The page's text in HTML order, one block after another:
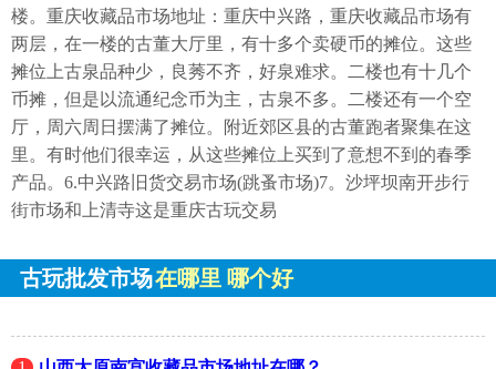
楼。重庆收藏品市场地址：重庆中兴路，重庆收藏品市场有
两层，在一楼的古董大厅里，有十多个卖硬币的摊位。这些
摊位上古泉品种少，良莠不齐，好泉难求。二楼也有十几个
币摊，但是以流通纪念币为主，古泉不多。二楼还有一个空
厅，周六周日摆满了摊位。附近郊区县的古董跑者聚集在这
里。有时他们很幸运，从这些摊位上买到了意想不到的春季
产品。6.中兴路旧货交易市场(跳蚤市场)7。沙坪坝南开步行
街市场和上清寺这是重庆古玩交易
古玩批发市场在哪里 哪个好